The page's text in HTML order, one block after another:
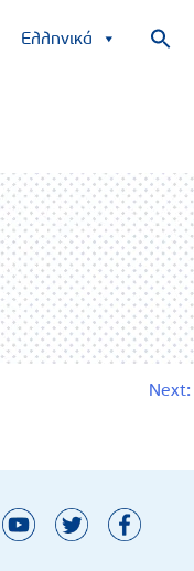
Ελληνικά
Next: